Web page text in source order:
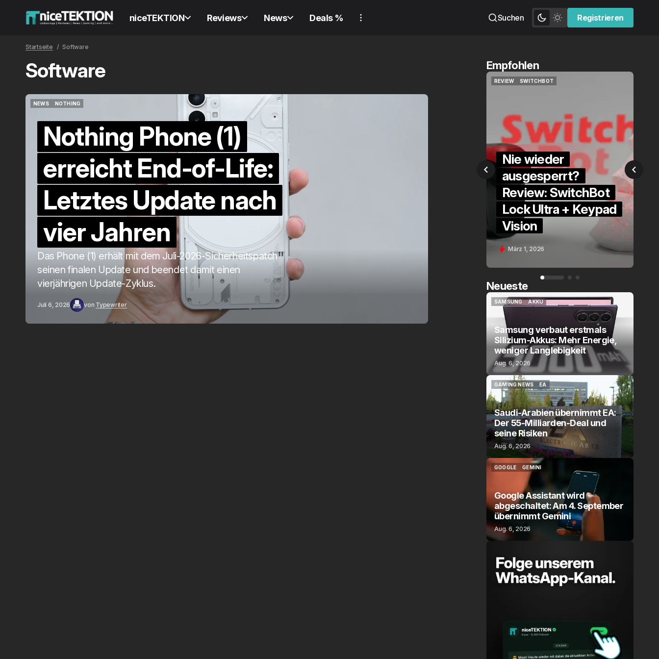
niceTEKTION Reviews News Deals % Suchen
Registrieren
Registrieren
Startseite Software
Software
NEWS
NOTHING
Nothing Phone (1)
erreicht End-of-Life:
Letztes Update nach
vier Jahren
Das Phone (1) erhält mit dem Juli-2026-Sicherheitspatch
seinen finalen Update und beendet damit einen
vierjährigen Update-Zyklus.
Juli 6, 2026 von Typewriter
Empfohlen
Verliere nie wieder
etwas! Review:
Samsung Galaxy
SmartTag 2
ausgesperrt?
Review: SwitchBot
Lock Ultra + Keypad
QUICKCHECK
Die Alexa-
Alternative?
QuickCheck:
Assistant Voice
Feb. 9, 2026
Neueste
SAMSUNG
SAMSUNG
AKKU
Samsung verbaut erstmals
Silizium-Akkus: Mehr Energie,
weniger Langlebigkeit
Aug. 6, 2026
GAMING NEWS
GAMING NEWS
EA
EA
Saudi-Arabien übernimmt EA:
Der 55-Milliarden-Deal und
seine Risiken
Aug. 6, 2026
GOOGLE
GEMINI
GEMINI
Google Assistant wird
abgeschaltet: Am 4. September
übernimmt Gemini
Aug. 6, 2026